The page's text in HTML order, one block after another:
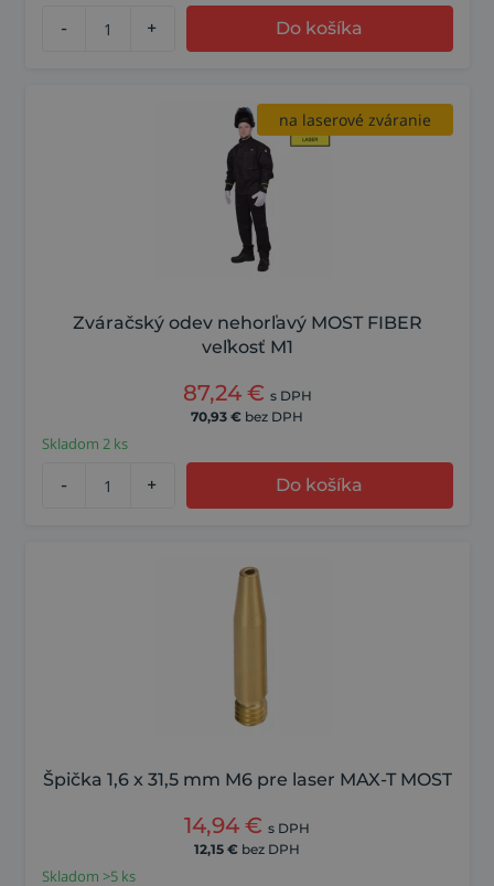
- + Do košíka
na laserové zváranie
Zváračský odev nehorľavý MOST FIBER
veľkosť M1
87,24 € s DPH
70,93 € bez DPH
Skladom 2 ks
- + Do košíka
Špička 1,6 x 31,5 mm M6 pre laser MAX-T MOST
14,94 € s DPH
12,15 € bez DPH
Skladom >5 ks